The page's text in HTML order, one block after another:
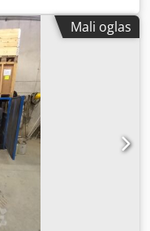
Mali oglas